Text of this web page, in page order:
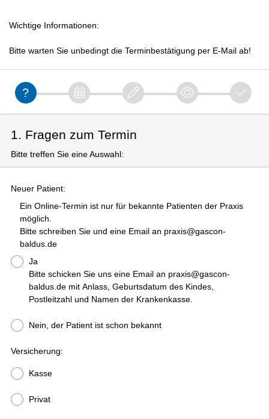
Wichtige Informationen:
Bitte warten Sie unbedingt die Terminbestätigung per E-Mail ab!
1. Fragen zum Termin
Bitte treffen Sie eine Auswahl:
Neuer Patient:
Ein Online-Termin ist nur für bekannte Patienten der Praxis
möglich.
Bitte schreiben Sie und eine Email an praxis@gascon-
baldus.de
Ja
Bitte schicken Sie uns eine Email an praxis@gascon-
baldus.de mit Anlass, Geburtsdatum des Kindes,
Postleitzahl und Namen der Krankenkasse.
Nein, der Patient ist schon bekannt
Versicherung:
Kasse
Privat